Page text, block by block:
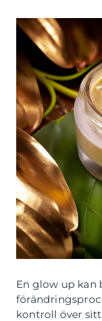
En glow up kan
kontroll över